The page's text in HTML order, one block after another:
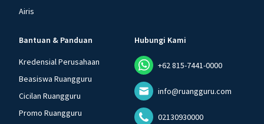
Airis
Bantuan & Panduan
Kredensial Perusahaan
Beasiswa Ruangguru
Cicilan Ruangguru
Promo Ruangguru
Hubungi Kami
+62 815-7441-0000
info@ruangguru.com
02130930000